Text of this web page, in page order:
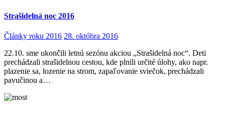
Strašidelná noc 2016
Články roku 2016 28. októbra 2016
22.10. sme ukončili letnú sezónu akciou „Strašidelná noc“. Deti
prechádzali strašidelnou cestou, kde plnili určité úlohy, ako napr.
plazenie sa, lozenie na strom, zapaľovanie sviečok, prechádzali
pavučinou a…